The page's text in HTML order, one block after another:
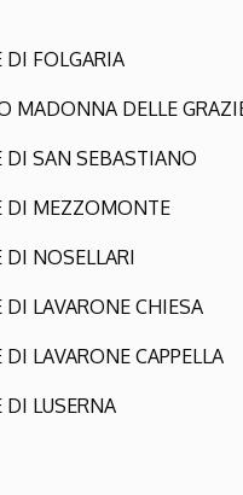
DI FOLGARIA
MADONNA DELLE
DI SAN SEBASTIANO
DI MEZZOMONTE
DI NOSELLARI
DI LAVARONE CHIESA
LAVARONE CAPPELLA
DI LUSERNA